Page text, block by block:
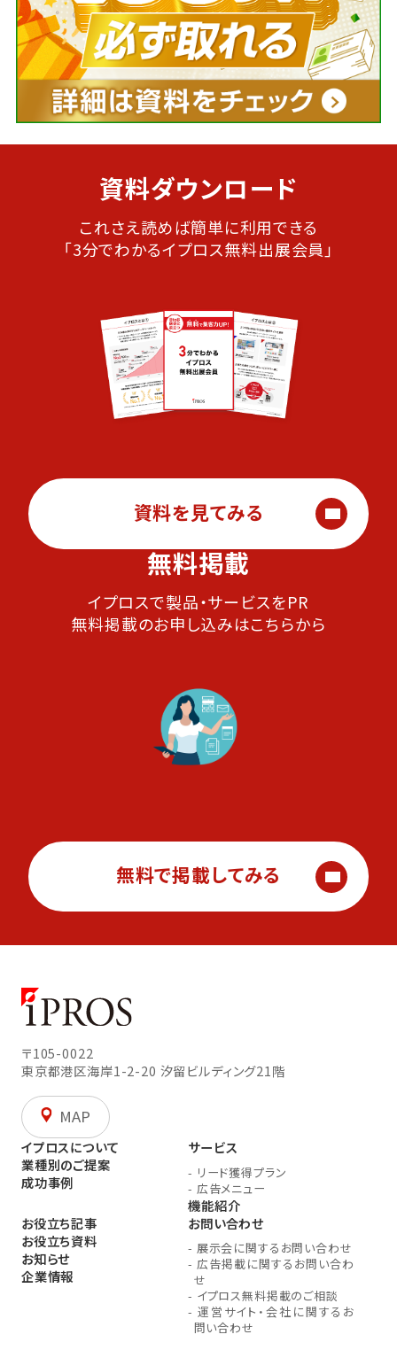
資料ダウンロード
これさえ読めば簡単に利用できる
「3分でわかるイプロス無料出展会員」
資料を見てみる
無料掲載
イプロスで製品・サービスをPR
無料掲載のお申し込みはこちらから
無料で掲載してみる
〒105-0022
東京都港区海岸1-2-20 汐留ビルディング21階
MAP
イプロスについて
業種別のご提案
成功事例
サービス
- リード獲得プラン
- 広告メニュー
機能紹介
お役立ち記事
お役立ち資料
お知らせ
企業情報
お問い合わせ
- 展示会に関するお問い合わせ
- 広告掲載に関するお問い合わ
せ
- イプロス無料掲載のご相談
- 運営サイト・会社に関するお
問い合わせ